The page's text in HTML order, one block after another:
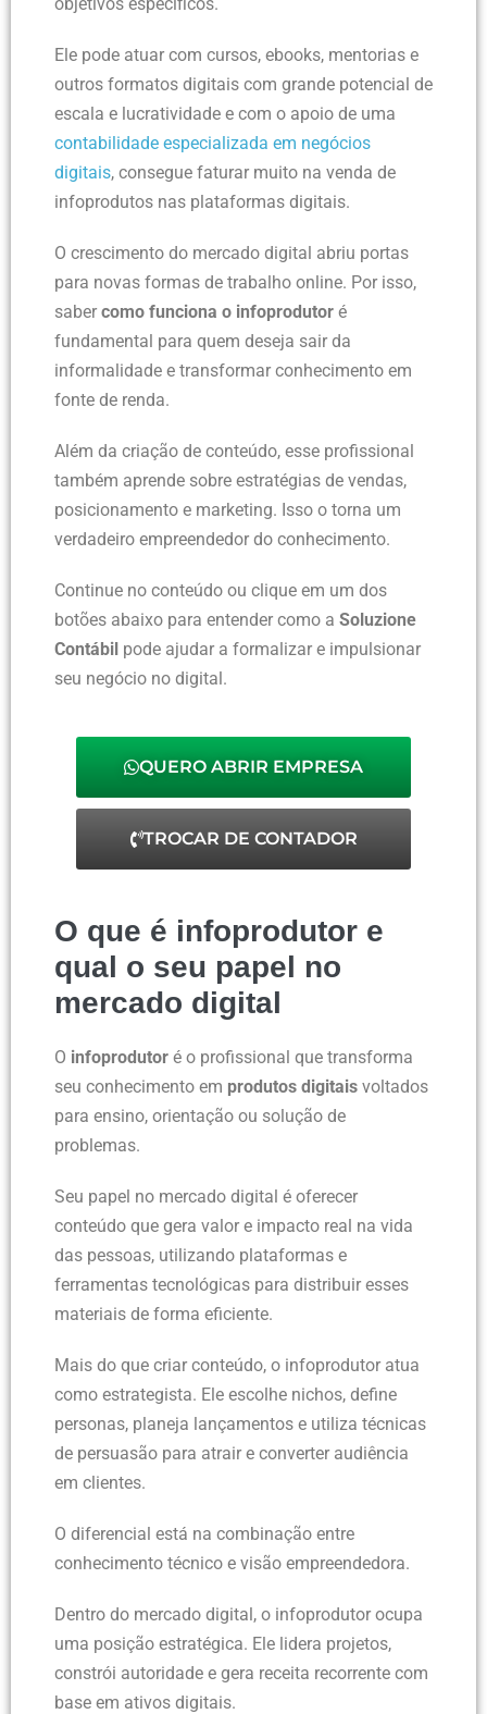
Ele pode atuar com cursos, ebooks, mentorias e
outros formatos digitais com grande potencial de
escala e lucratividade e com o apoio de uma
contabilidade especializada em negócios
digitais, consegue faturar muito na venda de
infoprodutos nas plataformas digitais.
O crescimento do mercado digital abriu portas
para novas formas de trabalho online. Por isso,
saber como funciona o infoprodutor é
fundamental para quem deseja sair da
informalidade e transformar conhecimento em
fonte de renda.
Além da criação de conteúdo, esse profissional
também aprende sobre estratégias de vendas,
posicionamento e marketing. Isso o torna um
verdadeiro empreendedor do conhecimento.
Continue no conteúdo ou clique em um dos
botões abaixo para entender como a Soluzione
Contábil pode ajudar a formalizar e impulsionar
seu negócio no digital.
QUERO ABRIR EMPRESA
TROCAR DE CONTADOR
O que é infoprodutor e
qual o seu papel no
mercado digital
O infoprodutor é o profissional que transforma
seu conhecimento em produtos digitais voltados
para ensino, orientação ou solução de
problemas.
Seu papel no mercado digital é oferecer
conteúdo que gera valor e impacto real na vida
das pessoas, utilizando plataformas e
ferramentas tecnológicas para distribuir esses
materiais de forma eficiente.
Mais do que criar conteúdo, o infoprodutor atua
como estrategista. Ele escolhe nichos, define
personas, planeja lançamentos e utiliza técnicas
de persuasão para atrair e converter audiência
em clientes.
O diferencial está na combinação entre
conhecimento técnico e visão empreendedora.
Dentro do mercado digital, o infoprodutor ocupa
uma posição estratégica. Ele lidera projetos,
constrói autoridade e gera receita recorrente com
base em ativos digitais.